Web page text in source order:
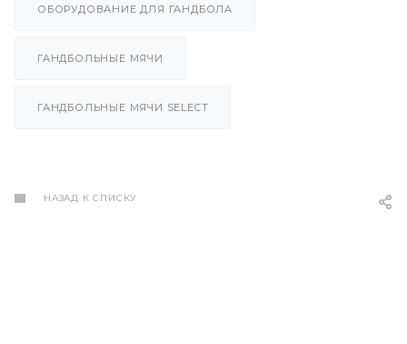
ОБОРУДОВАНИЕ ДЛЯ ГАНДБОЛА
ГАНДБОЛЬНЫЕ МЯЧИ
ГАНДБОЛЬНЫЕ МЯЧИ SELECT
НАЗАД К СПИСКУ